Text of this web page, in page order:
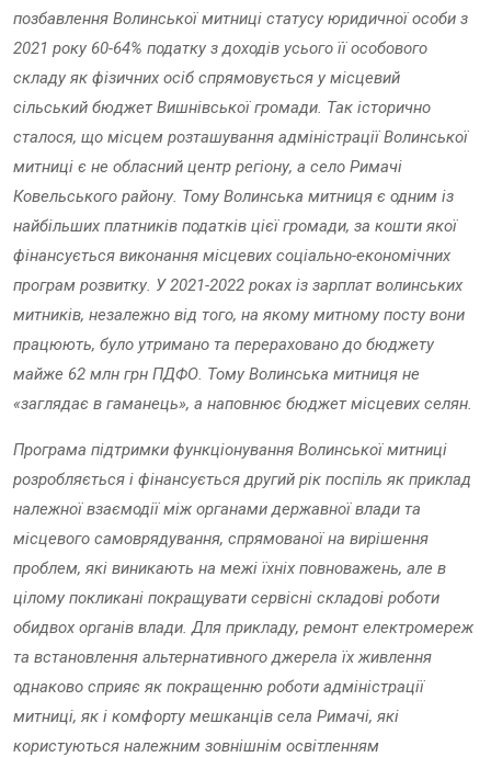
позбавлення Волинської митниці статусу юридичної особи з
2021 року 60-64% податку з доходів усього її особового
складу як фізичних осіб спрямовується у місцевий
сільський бюджет Вишнівської громади. Так історично
сталося, що місцем розташування адміністрації Волинської
митниці є не обласний центр регіону, а село Римачі
Ковельського району. Тому Волинська митниця є одним із
найбільших платників податків цієї громади, за кошти якої
фінансується виконання місцевих соціально-економічних
програм розвитку. У 2021-2022 роках із зарплат волинських
митників, незалежно від того, на якому митному посту вони
працюють, було утримано та перераховано до бюджету
майже 62 млн грн ПДФО. Тому Волинська митниця не
«заглядає в гаманець», а наповнює бюджет місцевих селян.
Програма підтримки функціонування Волинської митниці
розробляється і фінансується другий рік поспіль як приклад
належної взаємодії між органами державної влади та
місцевого самоврядування, спрямованої на вирішення
проблем, які виникають на межі їхніх повноважень, але в
цілому покликані покращувати сервісні складові роботи
обидвох органів влади. Для прикладу, ремонт електромереж
та встановлення альтернативного джерела їх живлення
однаково сприяє як покращенню роботи адміністрації
митниці, як і комфорту мешканців села Римачі, які
користуються належним зовнішнім освітленням